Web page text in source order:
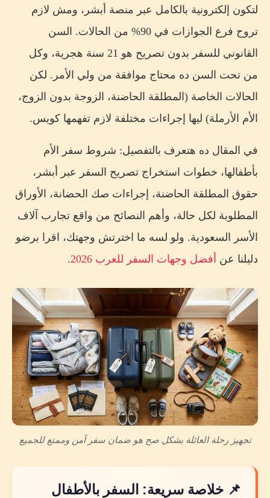
حالات خاصة: الطفل مزدوج الجنسية
رسوم وتكاليف السفر العائلي للسعوديين 2026
خلاصة: السفر بالأطفال السعوديين أصبح أسهل في 2026
مصادر المقالة الرسمية
📱 خطط رحلة العائلة بكل سهولة مع تطبيق Passport
لتكون إلكترونية بالكامل عبر منصة أبشر، ومش لازم
تروح فرع الجوازات في 90% من الحالات. السن
القانوني للسفر بدون تصريح هو 21 سنة هجرية، وكل
من تحت السن ده محتاج موافقة من ولي الأمر. لكن
الحالات الخاصة (المطلقة الحاضنة، الزوجة بدون الزوج،
الأم الأرملة) ليها إجراءات مختلفة لازم تفهمها كويس.
في المقال ده هتعرف بالتفصيل: شروط سفر الأم
بأطفالها، خطوات استخراج تصريح السفر عبر أبشر،
حقوق المطلقة الحاضنة، إجراءات صك الحضانة، الأوراق
المطلوبة لكل حالة، وأهم النصائح من واقع تجارب آلاف
الأسر السعودية. ولو لسه ما اخترتش وجهتك، اقرا برضو
دليلنا عن أفضل وجهات السفر للعرب 2026 .
تجهيز رحلة العائلة بشكل صح هو ضمان سفر آمن وممتع للجميع
📌 خلاصة سريعة: السفر بالأطفال